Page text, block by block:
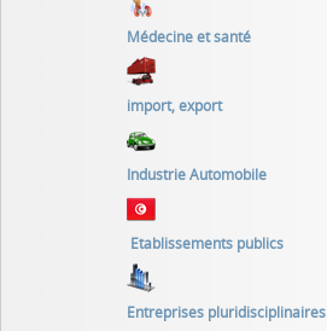
Médecine et santé
import, export
Industrie Automobile
Etablissements publics
Entreprises pluridisciplinaires